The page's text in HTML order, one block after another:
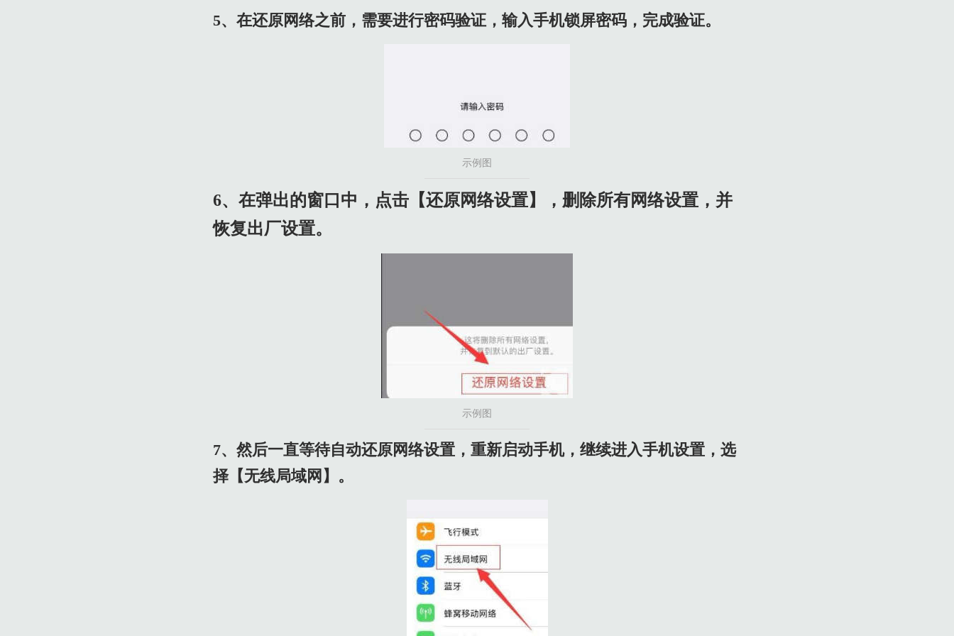
5、在还原网络之前，需要进行密码验证，输入手机锁屏密码，完成验证。
示例图
6、在弹出的窗口中，点击【还原网络设置】，删除所有网络设置，并
恢复出厂设置。
示例图
7、然后一直等待自动还原网络设置，重新启动手机，继续进入手机设置，选
择【无线局域网】。